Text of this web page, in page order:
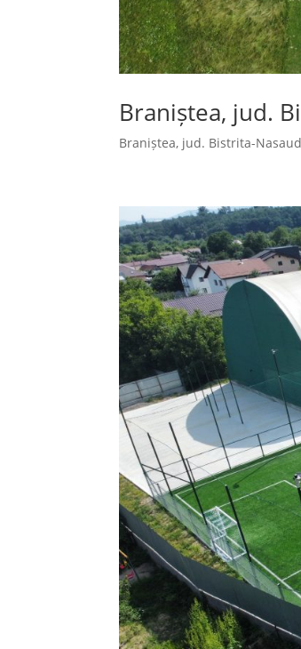
Braniștea, jud.
Braniștea, jud. Bistrita-